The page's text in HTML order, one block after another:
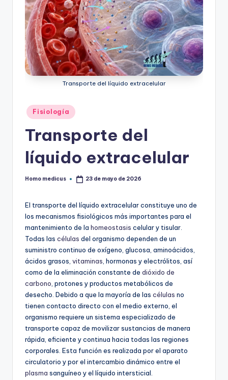
Transporte del líquido extracelular
Publicado
en
Fisiología
Transporte del
líquido extracelular
Publicado
Homo medicus 23 de mayo de 2026
El transporte del líquido extracelular constituye uno de
los mecanismos fisiológicos más importantes para el
mantenimiento de la homeostasis celular y tisular.
Todas las células del organismo dependen de un
suministro continuo de oxígeno, glucosa, aminoácidos,
ácidos grasos, vitaminas , hormonas y electrólitos, así
como de la eliminación constante de dióxido de
carbono , protones y productos metabólicos de
desecho. Debido a que la mayoría de las células no
tienen contacto directo con el medio externo, el
organismo requiere un sistema especializado de
transporte capaz de movilizar sustancias de manera
rápida, eficiente y continua hacia todas las regiones
corporales. Esta función es realizada por el aparato
circulatorio y por el intercambio dinámico entre el
plasma sanguíneo y el líquido intersticial.